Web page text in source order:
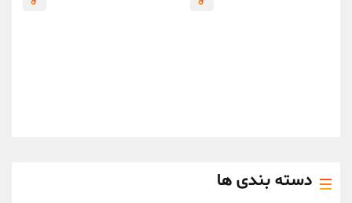
دسته بندی ها